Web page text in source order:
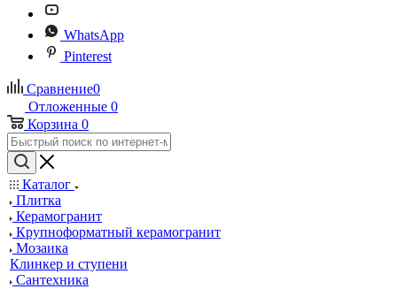
WhatsApp
Pinterest
Сравнение0
Отложенные 0
Корзина 0
Каталог
Плитка
Керамогранит
Крупноформатный керамогранит
Мозаика
Клинкер и ступени
Сантехника